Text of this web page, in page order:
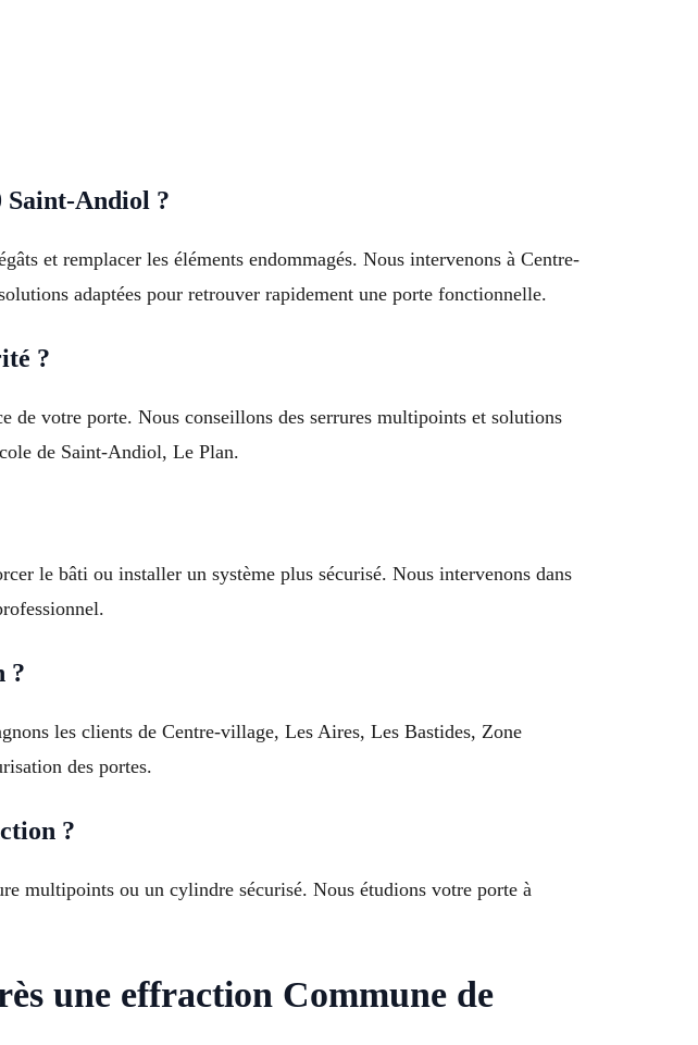
Saint-Andiol ?
et remplacer les éléments endommagés. Nous intervenons à Centre-
adaptées pour retrouver rapidement une porte fonctionnelle.
?
de votre porte. Nous conseillons des serrures multipoints et solutions
de Saint-Andiol, Le Plan.
le bâti ou installer un système plus sécurisé. Nous intervenons dans
?
les clients de Centre-village, Les Aires, Les Bastides, Zone
des portes.
?
multipoints ou un cylindre sécurisé. Nous étudions votre porte à
une effraction Commune de